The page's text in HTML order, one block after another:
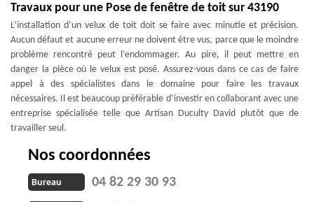
Travaux pour une Pose de fenêtre de toit sur 43190
L’installation d’un velux de toit doit se faire avec minutie et précision.
Aucun défaut et aucune erreur ne doivent être vus, parce que le moindre
problème rencontré peut l’endommager. Au pire, il peut mettre en
danger la pièce où le velux est posé. Assurez-vous dans ce cas de faire
appel à des spécialistes dans le domaine pour faire les travaux
nécessaires. Il est beaucoup préférable d’investir en collaborant avec une
entreprise spécialisée telle que Artisan Duculty David plutôt que de
travailler seul.
Nos coordonnées
Bureau 04 82 29 30 93